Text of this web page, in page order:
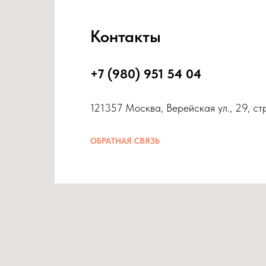
Контакты
+7 (980) 951 54 04
121357 Москва, Верейская ул., 29,
ОБРАТНАЯ СВЯЗЬ